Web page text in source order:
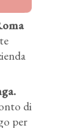
di
per